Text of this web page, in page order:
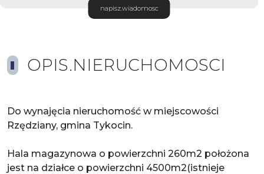
napisz.wiadomosc
OPIS.NIERUCHOMOSCI
Do wynajęcia nieruchomość w miejscowości
Rzędziany, gmina Tykocin.
Hala magazynowa o powierzchni 260m2 położona
jest na działce o powierzchni 4500m2(istnieje